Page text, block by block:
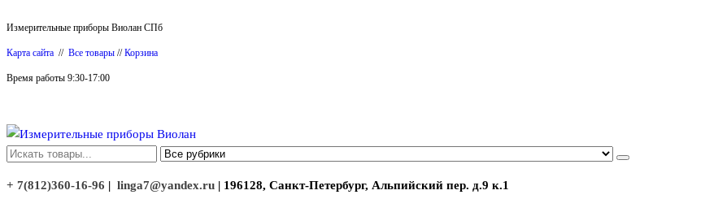
к
содержимому
Измерительные приборы Виолан СПб
Карта сайта // Все товары //Корзина
Время работы 9:30-17:00
Измерительные приборы Виолан
+ 7(812)360-16-96 | linga7@yandex.ru | 196128, Санкт-Петербург, Альпийский пер. д.9 к.1